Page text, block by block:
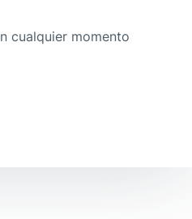
cualquier momento